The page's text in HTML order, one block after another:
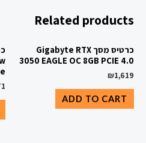
Related products
כרטיס מסך Gigabyte RTX
3050 EAGLE OC 8GB PCIE 4.0
₪1,619
ADD TO CART